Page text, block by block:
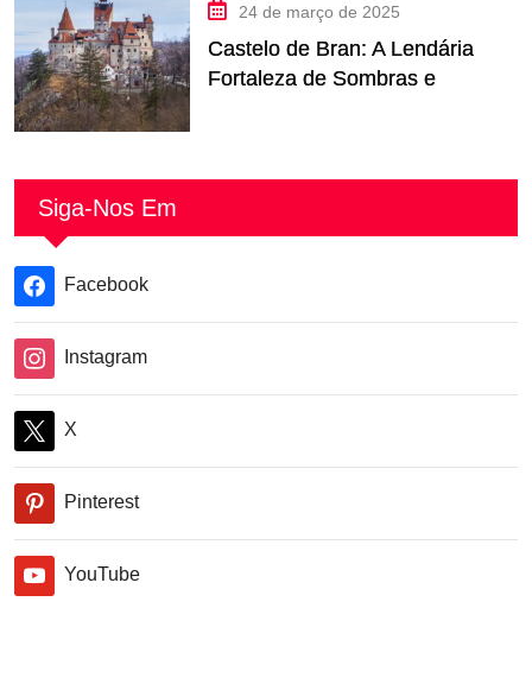
24 de março de 2025
Castelo de Bran: A Lendária
Fortaleza de Sombras e
Siga-Nos Em
Facebook
Instagram
X
Pinterest
YouTube